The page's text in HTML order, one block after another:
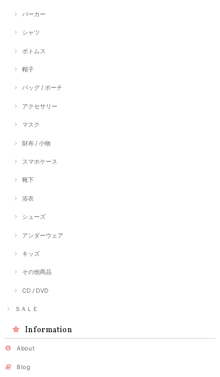
パーカー
シャツ
ボトムス
帽子
バッグ / ポーチ
アクセサリー
マスク
財布 / 小物
スマホケース
靴下
浴衣
シューズ
アンダーウェア
キッズ
その他商品
CD / DVD
ＳＡＬＥ
Information
About
Blog